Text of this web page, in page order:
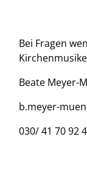
Bei Fragen
Beate Meyer-
b.meyer-
030/ 41 70 92